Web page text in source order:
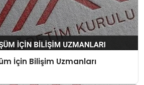
İçin Bilişim Uzmanları